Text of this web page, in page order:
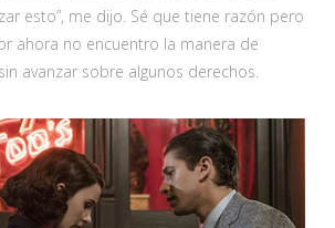
esto”, me dijo. Sé que tiene razón pero
ahora no encuentro la manera de
avanzar sobre algunos derechos.